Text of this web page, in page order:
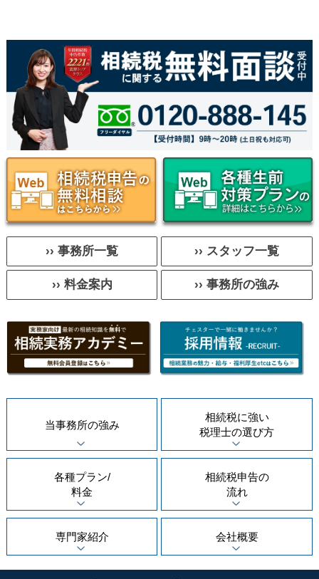
›› 事務所一覧 ›› スタッフ一覧
›› 料金案内 ›› 事務所の強み
当事務所の強み
相続税に強い
税理士の選び方
各種プラン/
料金
相続税申告の
流れ
専門家紹介 会社概要